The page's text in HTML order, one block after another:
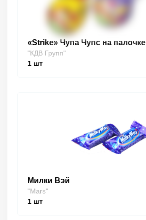
«Strike» Чупа Чупс на палочке
"КДВ Групп"
1 шт
Милки Вэй
"Mars"
1 шт